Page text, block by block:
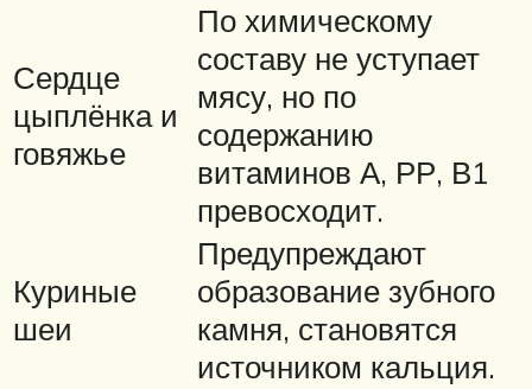
Сердце
цыплёнка и
говяжье
По химическому
составу не уступает
мясу, но по
содержанию
витаминов А, РР, В1
превосходит.
Куриные
шеи
Предупреждают
образование зубного
камня, становятся
источником кальция.